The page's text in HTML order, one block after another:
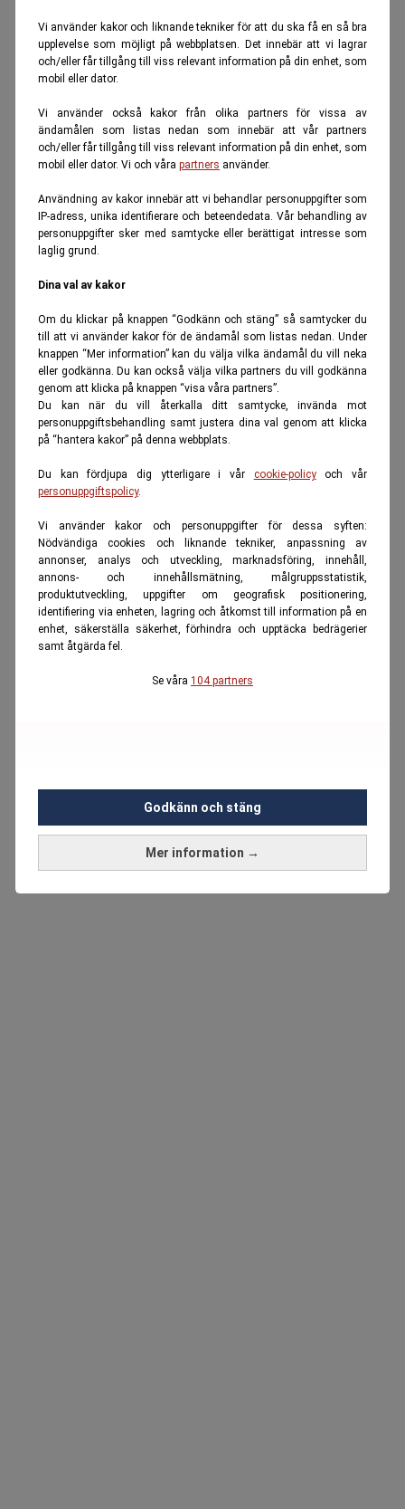
Vi använder kakor och liknande tekniker för att du ska få en så bra
upplevelse som möjligt på webbplatsen. Det innebär att vi lagrar
och/eller får tillgång till viss relevant information på din enhet, som
mobil eller dator.
Vi använder också kakor från olika partners för vissa av
ändamålen som listas nedan som innebär att vår partners
och/eller får tillgång till viss relevant information på din enhet, som
mobil eller dator. Vi och våra partners använder.
Användning av kakor innebär att vi behandlar personuppgifter som
IP-adress, unika identifierare och beteendedata. Vår behandling av
personuppgifter sker med samtycke eller berättigat intresse som
laglig grund.
Dina val av kakor
Om du klickar på knappen “Godkänn och stäng” så samtycker du
till att vi använder kakor för de ändamål som listas nedan. Under
knappen “Mer information” kan du välja vilka ändamål du vill neka
eller godkänna. Du kan också välja vilka partners du vill godkänna
genom att klicka på knappen “visa våra partners”.
Du kan när du vill återkalla ditt samtycke, invända mot
personuppgiftsbehandling samt justera dina val genom att klicka
på “hantera kakor” på denna webbplats.
Du kan fördjupa dig ytterligare i vår cookie-policyoch vår
personuppgiftspolicy.
Vi använder kakor och personuppgifter för dessa syften:
Nödvändiga cookies och liknande tekniker, anpassning av
annonser, analys och utveckling, marknadsföring, innehåll,
annons- och innehållsmätning, målgruppsstatistik,
produktutveckling, uppgifter om geografisk positionering,
identifiering via enheten, lagring och åtkomst till information på en
enhet, säkerställa säkerhet, förhindra och upptäcka bedrägerier
samt åtgärda fel.
Se våra 104 partners
Mer information →
Godkänn och stäng